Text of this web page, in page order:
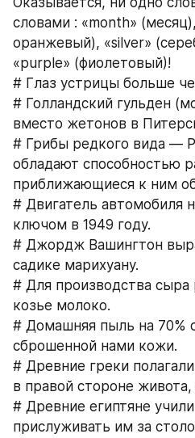
словами : «month»
оранжевый), «silver»
«purple» (фиолетовый)!
# Глаз устрицы больше
# Голландский гульден
вместо жетонов в
# Грибы редкого вида —
обладают способностью
приближающиеся к ним
# Двигатель автомобиля
ключом в 1949 году.
# Джордж Вашингтон
садике марихуану.
# Для производства сыра
козье молоко.
# Домашняя пыль на 70%
сброшенной нами кожи.
# Древние греки
в правой стороне
# Древние египтяне
прислуживать им за